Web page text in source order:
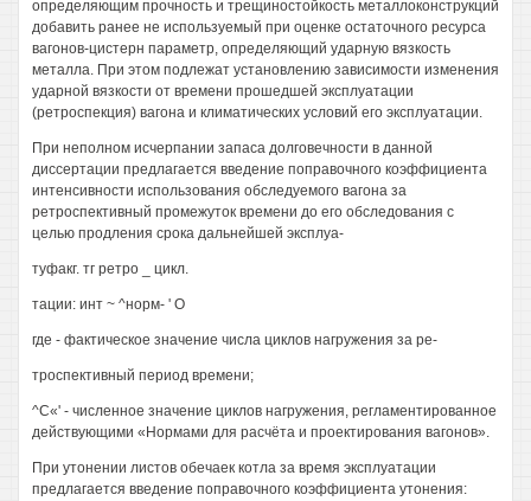
определяющим прочность и трещиностойкость металлоконструкций
добавить ранее не используемый при оценке остаточного ресурса
вагонов-цистерн параметр, определяющий ударную вязкость
металла. При этом подлежат установлению зависимости изменения
ударной вязкости от времени прошедшей эксплуатации
(ретроспекция) вагона и климатических условий его эксплуатации.
При неполном исчерпании запаса долговечности в данной
диссертации предлагается введение поправочного коэффициента
интенсивности использования обследуемого вагона за
ретроспективный промежуток времени до его обследования с
целью продления срока дальнейшей эксплуа-
туфакг. тг ретро _ цикл.
тации: инт ~ ^норм- ' О
где - фактическое значение числа циклов нагружения за ре-
троспективный период времени;
^С«' - численное значение циклов нагружения, регламентированное
действующими «Нормами для расчёта и проектирования вагонов».
При утонении листов обечаек котла за время эксплуатации
предлагается введение поправочного коэффициента утонения: